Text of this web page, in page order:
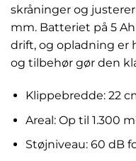
skråninger og
mm. Batteriet på 5
drift, og opladning er
og tilbehør gør den
Klippebredde: 22
Areal: Op til 1.300
Støjniveau: 60 dB